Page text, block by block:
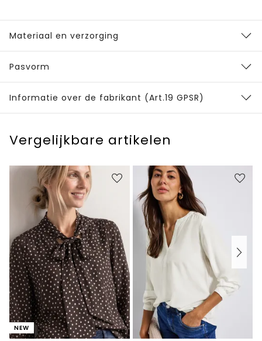
Materiaal en verzorging
Pasvorm
Informatie over de fabrikant (Art.19 GPSR)
Vergelijkbare artikelen
NEW